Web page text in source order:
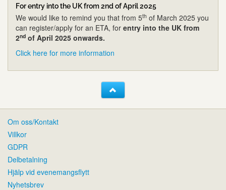
For entry into the UK from 2nd of April 2025
We would like to remind you that from 5th of March 2025 you
can register/apply for an ETA, for entry into the UK from
2nd of April 2025 onwards.
Click here for more information
Om oss/Kontakt
Villkor
GDPR
Delbetalning
Hjälp vid evenemangsflytt
Nyhetsbrev